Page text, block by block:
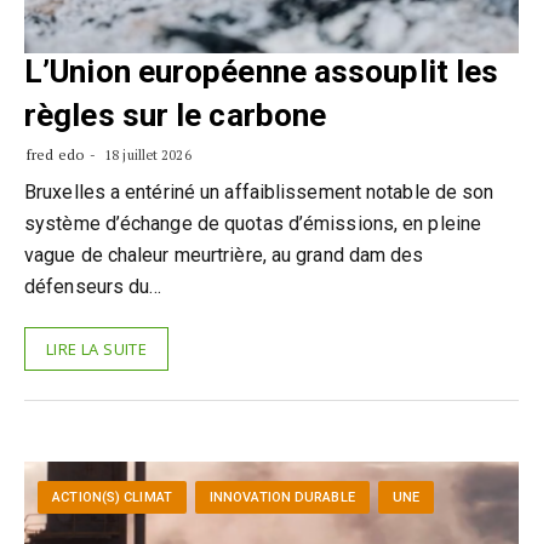
L’Union européenne assouplit les
règles sur le carbone
fred edo 18 juillet 2026
Bruxelles a entériné un affaiblissement notable de son
système d’échange de quotas d’émissions, en pleine
vague de chaleur meurtrière, au grand dam des
défenseurs du…
LIRE LA SUITE
ACTION(S) CLIMAT INNOVATION DURABLE UNE